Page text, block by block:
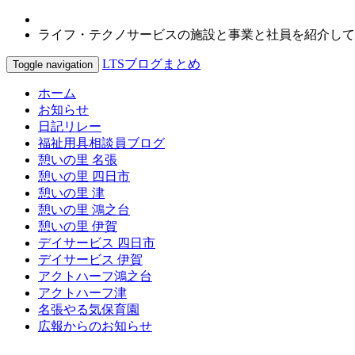
ライフ・テクノサービスの施設と事業と社員を紹介し
Toggle navigation LTSブログまとめ
ホーム
お知らせ
日記リレー
福祉用具相談員ブログ
憩いの里 名張
憩いの里 四日市
憩いの里 津
憩いの里 鴻之台
憩いの里 伊賀
デイサービス 四日市
デイサービス 伊賀
アクトハーフ鴻之台
アクトハーフ津
名張やる気保育園
広報からのお知らせ